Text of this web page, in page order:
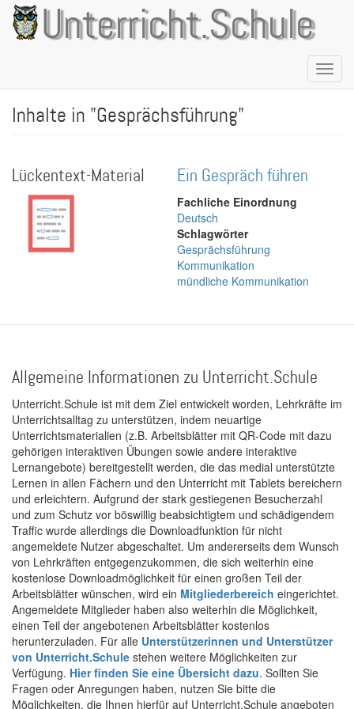
Direkt
zum
Inhalt
Unterricht.Schule
Inhalte in "Gesprächsführung"
Lückentext-Material Ein Gespräch führen
Fachliche Einordnung
Deutsch
Schlagwörter
Gesprächsführung
Kommunikation
mündliche Kommunikation
Allgemeine Informationen zu Unterricht.Schule
Unterricht.Schule ist mit dem Ziel entwickelt worden, Lehrkräfte im
Unterrichtsalltag zu unterstützen, indem neuartige
Unterrichtsmaterialien (z.B. Arbeitsblätter mit QR-Code mit dazu
gehörigen interaktiven Übungen sowie andere interaktive
Lernangebote) bereitgestellt werden, die das medial unterstützte
Lernen in allen Fächern und den Unterricht mit Tablets bereichern
und erleichtern. Aufgrund der stark gestiegenen Besucherzahl
und zum Schutz vor böswillig beabsichtigtem und schädigendem
Traffic wurde allerdings die Downloadfunktion für nicht
angemeldete Nutzer abgeschaltet. Um andererseits dem Wunsch
von Lehrkräften entgegenzukommen, die sich weiterhin eine
kostenlose Downloadmöglichkeit für einen großen Teil der
Arbeitsblätter wünschen, wird ein Mitgliederbereich eingerichtet.
Angemeldete Mitglieder haben also weiterhin die Möglichkeit,
einen Teil der angebotenen Arbeitsblätter kostenlos
herunterzuladen. Für alle Unterstützerinnen und Unterstützer
von Unterricht.Schule stehen weitere Möglichkeiten zur
Verfügung. Hier finden Sie eine Übersicht dazu. Sollten Sie
Fragen oder Anregungen haben, nutzen Sie bitte die
Möglichkeiten, die Ihnen hierfür auf Unterricht.Schule angeboten